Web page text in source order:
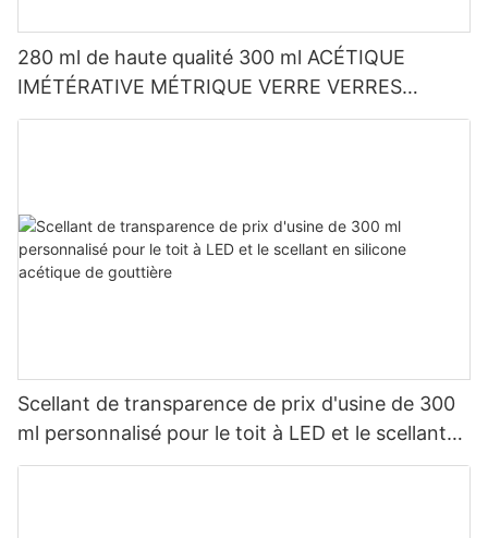
280 ml de haute qualité 300 ml ACÉTIQUE
IMÉTÉRATIVE MÉTRIQUE VERRE VERRES
SILICONE SECHER
Scellant de transparence de prix d'usine de 300
ml personnalisé pour le toit à LED et le scellant
en silicone acétique de gouttière